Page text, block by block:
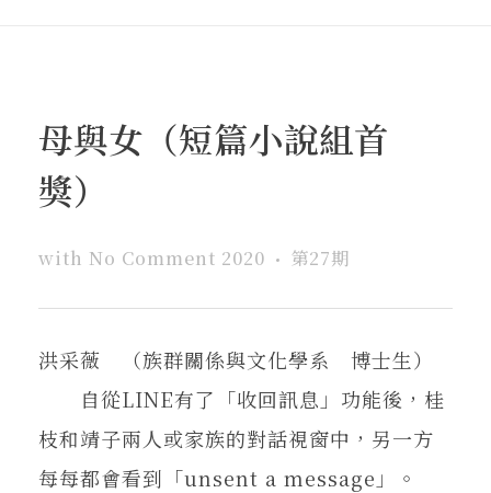
在地實踐
東華風景
母與女（短篇小說組首
獎）
with No Comment 2020 第27期
洪采薇 （族群關係與文化學系 博士生）
自從LINE有了「收回訊息」功能後，桂
枝和靖子兩人或家族的對話視窗中，另一方
每每都會看到「unsent a message」。